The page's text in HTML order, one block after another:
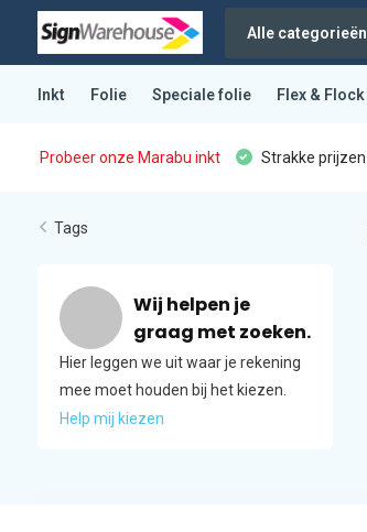
Alle categorieën
Inkt Folie Speciale folie Flex & Flock
Probeer onze Marabu inkt Strakke prijzen
Tags
Wij helpen je
graag met zoeken.
Hier leggen we uit waar je rekening
mee moet houden bij het kiezen.
Help mij kiezen